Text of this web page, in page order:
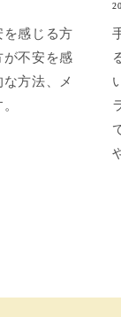
を感じる方
が不安を感
方法、メ